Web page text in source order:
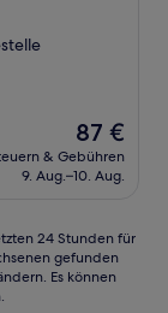
Der
Preis
beträgt
87 €
& Gebühren
9. Aug.–10. Aug.
24 Stunden für
gefunden
Es können